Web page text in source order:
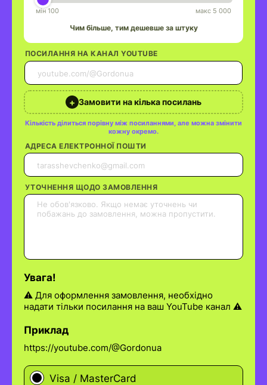
мін 100 макс 5 000
Чим більше, тим дешевше за штуку
ПОСИЛАННЯ НА КАНАЛ YOUTUBE
100
+ Замовити на кілька посилань
Кількість ділиться порівну між посиланнями, але можна змінити
кожну окремо.
АДРЕСА ЕЛЕКТРОННОЇ ПОШТИ
УТОЧНЕННЯ ЩОДО ЗАМОВЛЕННЯ
Увага!
⚠️ Для оформлення замовлення, необхідно
надати тільки посилання на ваш YouTube канал ⚠️
Приклад
https://youtube.com/@Gordonua
Visa / MasterCard